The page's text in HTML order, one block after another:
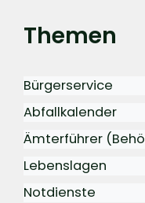
Themen
Bürgerservice
Abfallkalender
Ämterführer
Lebenslagen
Notdienste